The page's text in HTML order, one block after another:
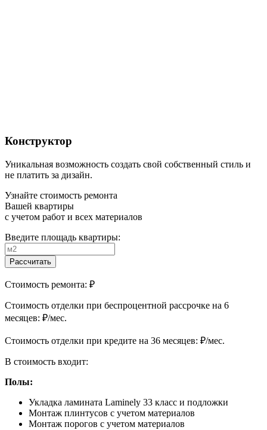
Конструктор
Уникальная возможность создать свой собственный стиль и
не платить за дизайн.
Узнайте стоимость ремонта
Вашей квартиры
с учетом работ и всех материалов
Введите площадь квартиры:
Рассчитать
Стоимость ремонта: ₽
Cтоимость отделки при беспроцентной рассрочке на 6
месяцев: ₽/мес.
Cтоимость отделки при кредите на 36 месяцев: ₽/мес.
В стоимость входит:
Полы:
Укладка ламината Laminely 33 класс и подложки
Монтаж плинтусов с учетом материалов
Монтаж порогов с учетом материалов